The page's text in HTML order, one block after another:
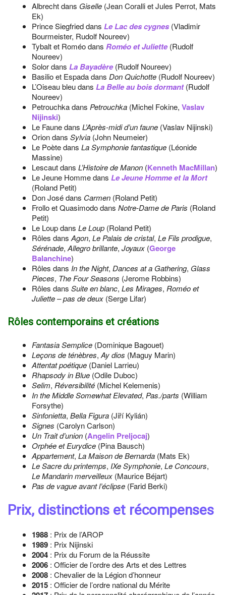
Albrecht dans Giselle (Jean Coralli et Jules Perrot, Mats
Ek)
Prince Siegfried dans Le Lac des cygnes(Vladimir
Bourmeister, Rudolf Noureev)
Tybalt et Roméo dans Roméo et Juliette(Rudolf
Noureev)
Solor dans La Bayadère(Rudolf Noureev)
Basilio et Espada dans Don Quichotte (Rudolf Noureev)
L’Oiseau bleu dans La Belle au bois dormant(Rudolf
Noureev)
Petrouchka dans Petrouchka (Michel Fokine, Vaslav
Nijinski)
Le Faune dans L’Après-midi d’un faune (Vaslav Nijinski)
Orion dans Sylvia (John Neumeier)
Le Poète dans La Symphonie fantastique (Léonide
Massine)
Lescaut dans L’Histoire de Manon (Kenneth MacMillan)
Le Jeune Homme dans Le Jeune Homme et la Mort
(Roland Petit)
Don José dans Carmen (Roland Petit)
Frollo et Quasimodo dans Notre-Dame de Paris (Roland
Petit)
Le Loup dans Le Loup (Roland Petit)
Rôles dans Agon, Le Palais de cristal, Le Fils prodigue,
Sérénade, Allegro brillante, Joyaux (George
Balanchine)
Rôles dans In the Night, Dances at a Gathering, Glass
Pieces, The Four Seasons (Jerome Robbins)
Rôles dans Suite en blanc, Les Mirages, Roméo et
Juliette – pas de deux (Serge Lifar)
Rôles contemporains et créations
Fantasia Semplice (Dominique Bagouet)
Leçons de ténèbres, Ay dios (Maguy Marin)
Attentat poétique (Daniel Larrieu)
Rhapsody in Blue (Odile Duboc)
Selim, Réversibilité (Michel Kelemenis)
In the Middle Somewhat Elevated, Pas./parts (William
Forsythe)
Sinfonietta, Bella Figura (Jiří Kylián)
Signes (Carolyn Carlson)
Un Trait d’union (Angelin Preljocaj)
Orphée et Eurydice (Pina Bausch)
Appartement, La Maison de Bernarda (Mats Ek)
Le Sacre du printemps, IXe Symphonie, Le Concours,
Le Mandarin merveilleux (Maurice Béjart)
Pas de vague avant l’éclipse (Farid Berki)
Prix, distinctions et récompenses
1988 : Prix de l’AROP
1989 : Prix Nijinski
2004 : Prix du Forum de la Réussite
2006 : Officier de l’ordre des Arts et des Lettres
2008 : Chevalier de la Légion d’honneur
2015 : Officier de l’ordre national du Mérite